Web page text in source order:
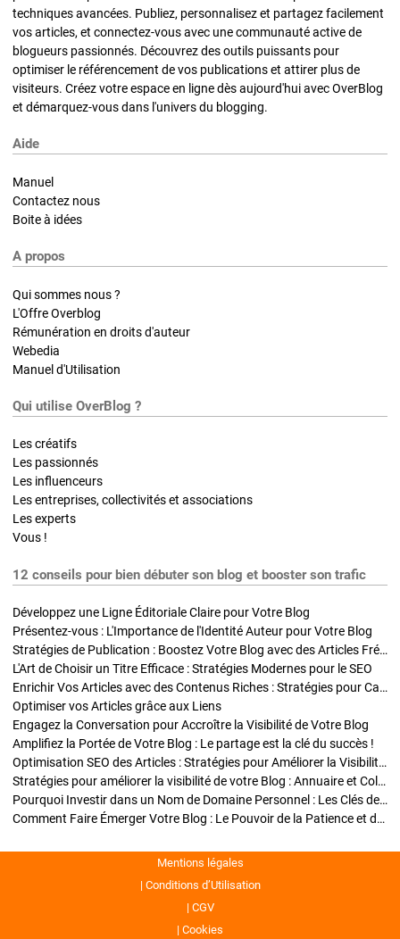
techniques avancées. Publiez, personnalisez et partagez facilement
vos articles, et connectez-vous avec une communauté active de
blogueurs passionnés. Découvrez des outils puissants pour
optimiser le référencement de vos publications et attirer plus de
visiteurs. Créez votre espace en ligne dès aujourd'hui avec OverBlog
et démarquez-vous dans l'univers du blogging.
Aide
Manuel
Contactez nous
Boite à idées
A propos
Qui sommes nous ?
L'Offre Overblog
Rémunération en droits d'auteur
Webedia
Manuel d'Utilisation
Qui utilise OverBlog ?
Les créatifs
Les passionnés
Les influenceurs
Les entreprises, collectivités et associations
Les experts
Vous !
12 conseils pour bien débuter son blog et booster son trafic
Développez une Ligne Éditoriale Claire pour Votre Blog
Présentez-vous : L'Importance de l'Identité Auteur pour Votre Blog
Stratégies de Publication : Boostez Votre Blog avec des Articles Fréquents et Exclusifs
L'Art de Choisir un Titre Efficace : Stratégies Modernes pour le SEO
Enrichir Vos Articles avec des Contenus Riches : Stratégies pour Captiver et Optimiser
Optimiser vos Articles grâce aux Liens
Engagez la Conversation pour Accroître la Visibilité de Votre Blog
Amplifiez la Portée de Votre Blog : Le partage est la clé du succès !
Optimisation SEO des Articles : Stratégies pour Améliorer la Visibilité de Votre Blog
Stratégies pour améliorer la visibilité de votre Blog : Annuaire et Collaborations
Pourquoi Investir dans un Nom de Domaine Personnel : Les Clés de la Réussite de Votre Blog
Comment Faire Émerger Votre Blog : Le Pouvoir de la Patience et de la Persévérance
Mentions légales
Conditions d’Utilisation
CGV
Cookies